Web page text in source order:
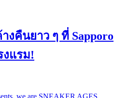
งคืนยาว ๆ ที่ Sapporo
งแรม!